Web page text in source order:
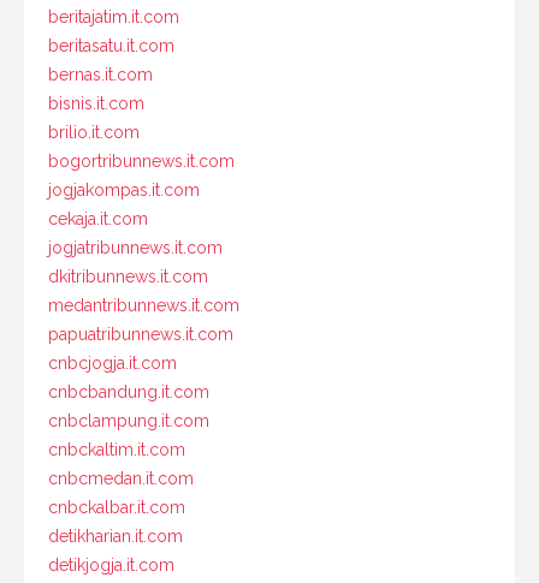
beritajatim.it.com
beritasatu.it.com
bernas.it.com
bisnis.it.com
brilio.it.com
bogortribunnews.it.com
jogjakompas.it.com
cekaja.it.com
jogjatribunnews.it.com
dkitribunnews.it.com
medantribunnews.it.com
papuatribunnews.it.com
cnbcjogja.it.com
cnbcbandung.it.com
cnbclampung.it.com
cnbckaltim.it.com
cnbcmedan.it.com
cnbckalbar.it.com
detikharian.it.com
detikjogja.it.com